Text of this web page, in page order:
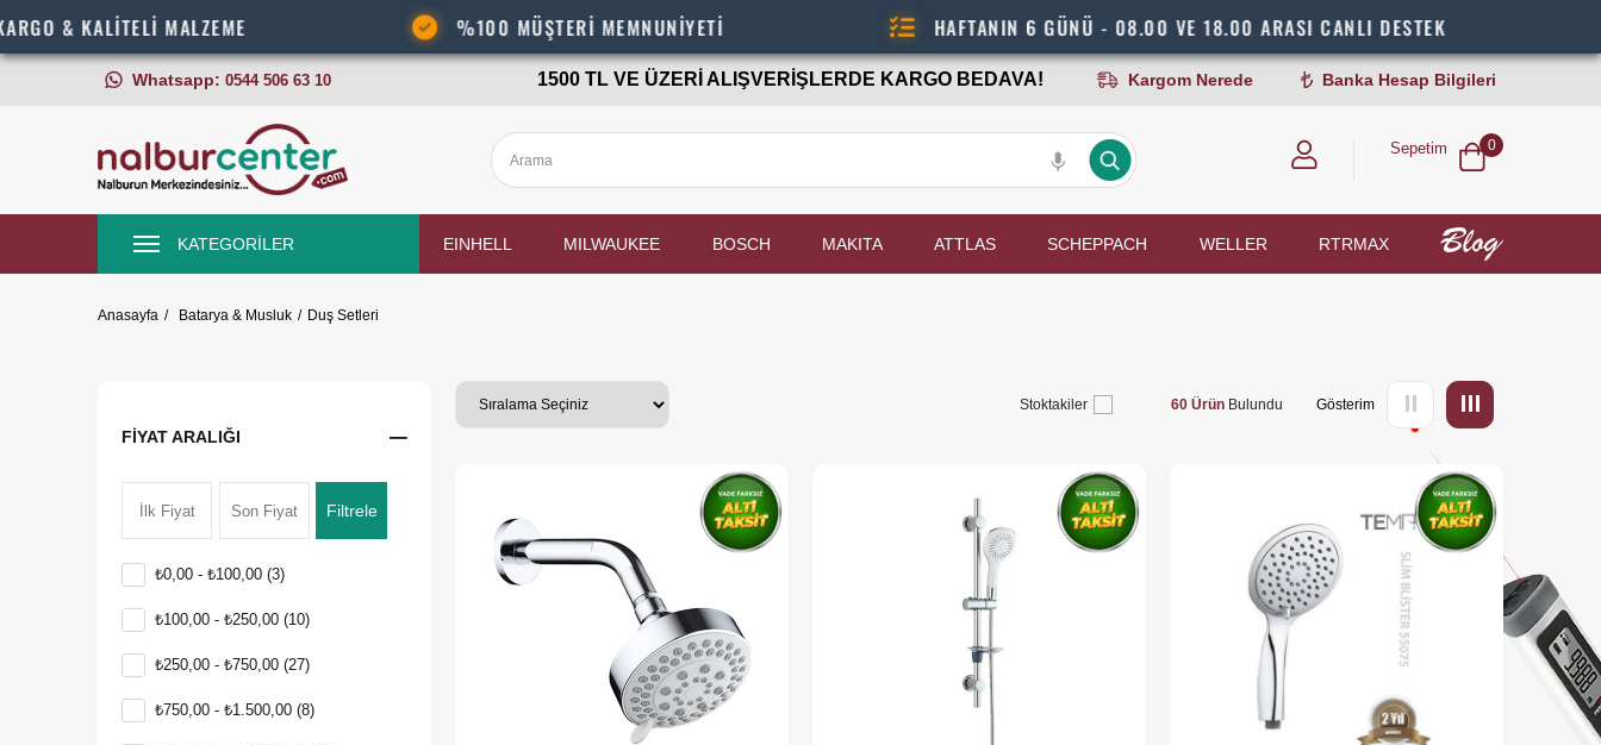
MALZEME %100 MÜŞTERİ MEMNUNİYETİ HAFTANIN 6 GÜNÜ - 08.00 VE 18.00 ARASI CANLI DESTEK
Whatsapp: 0544 506 63 10 1500 TL VE ÜZERİ ALIŞVERİŞLERDE KARGO BEDAVA! Kargom Nerede Banka Hesap Bilgileri
Sepetim 0
KATEGORİLER EINHELL MILWAUKEE BOSCH MAKITA ATTLAS SCHEPPACH WELLER RTRMAX
Anasayfa Batarya & Musluk Duş Setleri
FIYAT ARALIĞI
Filtrele
₺0,00 - ₺100,00 (3)
₺100,00 - ₺250,00 (10)
₺250,00 - ₺750,00 (27)
₺750,00 - ₺1.500,00 (8)
Stoktakiler 60 Ürün